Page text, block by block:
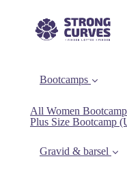
Bootcamps
All Women
Plus Size Bootcamp
Gravid & barsel